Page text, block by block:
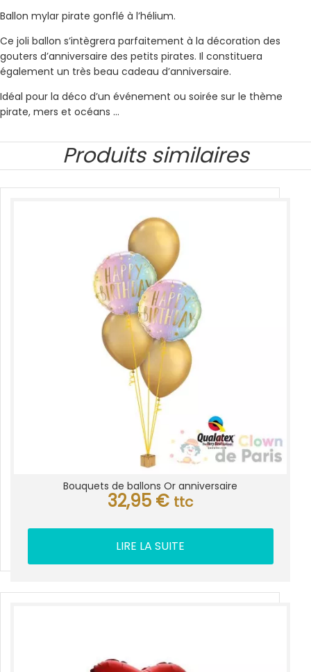
Ballon mylar pirate gonflé à l’hélium.
Ce joli ballon s’intègrera parfaitement à la décoration des
gouters d’anniversaire des petits pirates. Il constituera
également un très beau cadeau d’anniversaire.
Idéal pour la déco d’un événement ou soirée sur le thème
pirate, mers et océans …
Produits similaires
Bouquets de ballons Or anniversaire
32,95 € ttc
LIRE LA SUITE